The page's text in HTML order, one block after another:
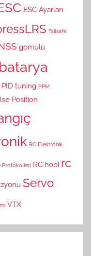
ESC Ayarları
Failsafe
gömülü
PID tuning PPM
Position
RC Elektronik
Protokolleri RC hobi rc
Servo
VTX